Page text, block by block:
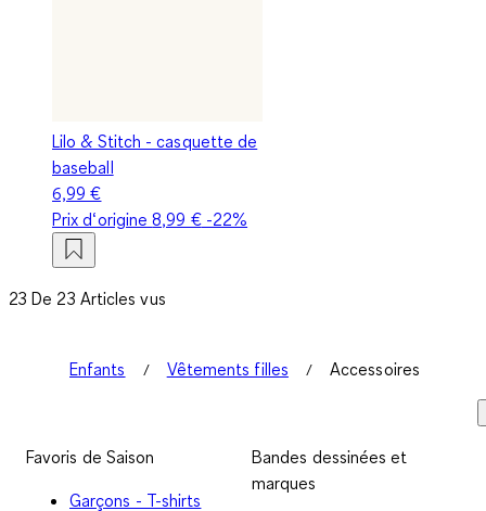
Lilo & Stitch - casquette de
baseball
6,99 €
Prix d‘origine8,99 €-22%
23 De 23 Articles vus
Enfants Vêtements filles Accessoires
Favoris de Saison
Garçons - T-shirts
Bandes dessinées et
marques